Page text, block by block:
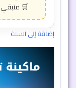
إضافة إلى السلة